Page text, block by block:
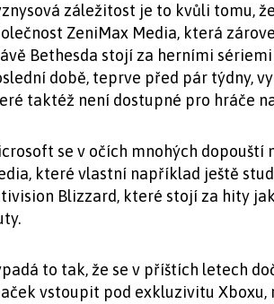
záležitost je to kvůli tomu,
ZeniMax Media, která
Bethesda stojí za herními
době, teprve před pár týdny,
taktéž není dostupné pro hráče
se v očích mnohých
které vlastní například ještě
Blizzard, které stojí za hity
to tak, že se v příštích letech
vstoupit pod exkluzivitu